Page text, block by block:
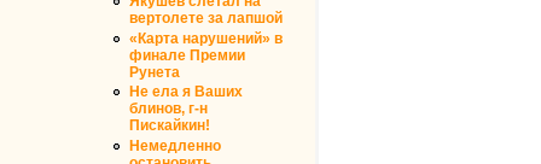
вертолете за лапшой
«Карта нарушений» в
финале Премии
Рунета
Не ела я Ваших
блинов, г-н
Пискайкин!
Немедленно